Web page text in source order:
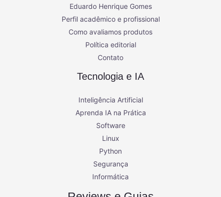
Eduardo Henrique Gomes
Perfil acadêmico e profissional
Como avaliamos produtos
Política editorial
Contato
Tecnologia e IA
Inteligência Artificial
Aprenda IA na Prática
Software
Linux
Python
Segurança
Informática